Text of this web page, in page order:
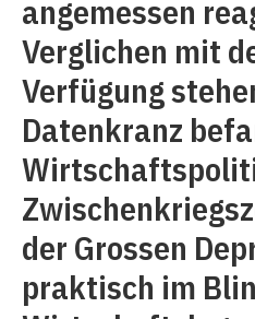
angemessen
Verglichen mit
Verfügung
Datenkranz
der Grossen
praktisch im